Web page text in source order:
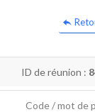
ID de réunion :
Code / mot de